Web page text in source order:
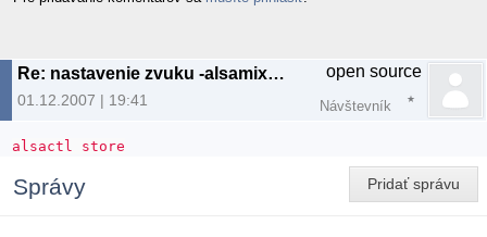
Re: nastavenie zvuku -alsamixergui
01.12.2007 | 19:41
open source
Návštevník
alsactl store
Pridať správu
Správy